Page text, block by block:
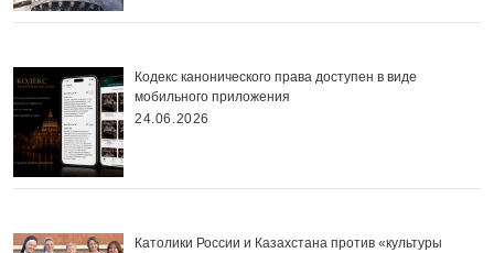
Кодекс канонического права доступен в виде
мобильного приложения
24.06.2026
Католики России и Казахстана против «культуры